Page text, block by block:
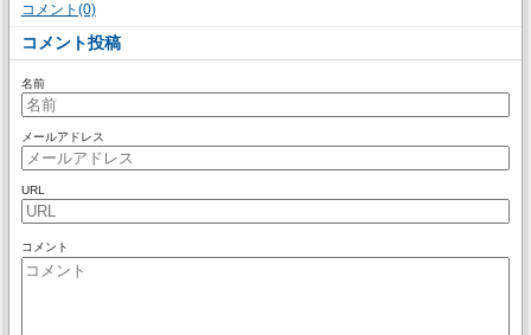
コメント(0)
コメント投稿
名前
メールアドレス
URL
コメント